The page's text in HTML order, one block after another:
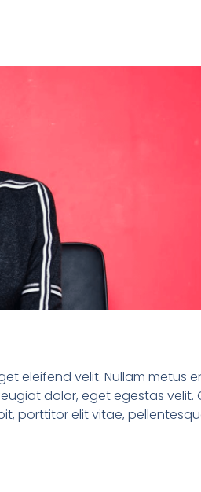
eleifend velit. Nullam metus
dolor, eget egestas velit.
porttitor elit vitae,